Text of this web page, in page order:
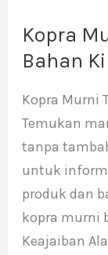
Kopra
Bahan
Kopra Murni
Temukan
tanpa
untuk
produk dan
kopra murni
Keajaiban
Kopra
Murni
Tambahan
Bahan
Kimia